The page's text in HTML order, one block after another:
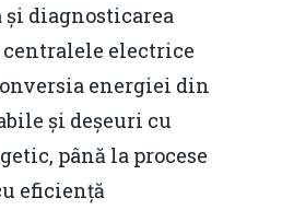
diagnosticarea
electrice
energiei din
și deșeuri cu
până la procese
eficiență